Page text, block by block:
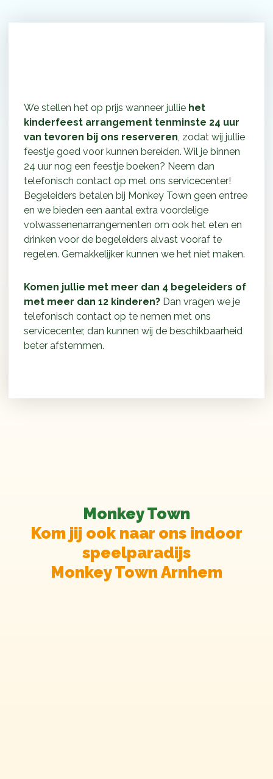
We stellen het op prijs wanneer jullie het
kinderfeest arrangement tenminste 24 uur
van tevoren bij ons reserveren, zodat wij jullie
feestje goed voor kunnen bereiden. Wil je binnen
24 uur nog een feestje boeken? Neem dan
telefonisch contact op met ons servicecenter!
Begeleiders betalen bij Monkey Town geen entree
en we bieden een aantal extra voordelige
volwassenenarrangementen om ook het eten en
drinken voor de begeleiders alvast vooraf te
regelen. Gemakkelijker kunnen we het niet maken.
Komen jullie met meer dan 4 begeleiders of
met meer dan 12 kinderen? Dan vragen we je
telefonisch contact op te nemen met ons
servicecenter, dan kunnen wij de beschikbaarheid
beter afstemmen.
Monkey Town
Kom jij ook naar ons indoor
speelparadijs
Monkey Town Arnhem